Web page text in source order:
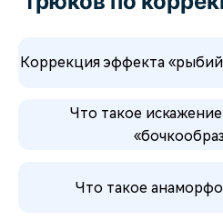
Коррекция эффекта «рыбий
Что такое
Что такое